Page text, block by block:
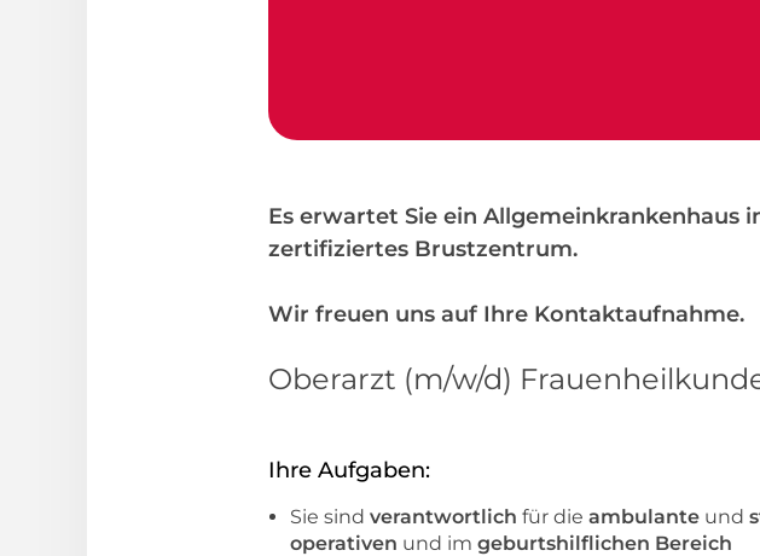
Es erwartet Sie ein Allgemeinkrankenhaus
zertifiziertes Brustzentrum.
Wir freuen uns auf Ihre Kontaktaufnahme.
Oberarzt (m/w/d)
Ihre Aufgaben:
Sie sind verantwortlich für die ambulante und
operativen und im geburtshilflichen Bereich